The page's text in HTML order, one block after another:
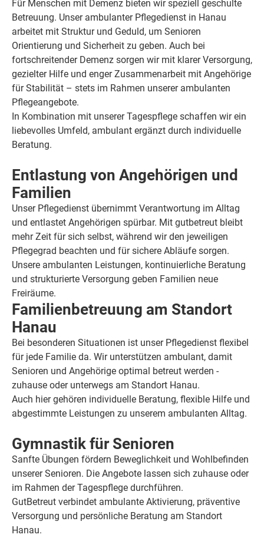
Für Menschen mit Demenz bieten wir speziell geschulte
Betreuung. Unser ambulanter Pflegedienst in Hanau
arbeitet mit Struktur und Geduld, um Senioren
Orientierung und Sicherheit zu geben. Auch bei
fortschreitender Demenz sorgen wir mit klarer Versorgung,
gezielter Hilfe und enger Zusammenarbeit mit Angehörige
für Stabilität – stets im Rahmen unserer ambulanten
Pflegeangebote.
In Kombination mit unserer Tagespflege schaffen wir ein
liebevolles Umfeld, ambulant ergänzt durch individuelle
Beratung.
Entlastung von Angehörigen und
Familien
Unser Pflegedienst übernimmt Verantwortung im Alltag
und entlastet Angehörigen spürbar. Mit gutbetreut bleibt
mehr Zeit für sich selbst, während wir den jeweiligen
Pflegegrad beachten und für sichere Abläufe sorgen.
Unsere ambulanten Leistungen, kontinuierliche Beratung
und strukturierte Versorgung geben Familien neue
Freiräume.
Familienbetreuung am Standort
Hanau
Bei besonderen Situationen ist unser Pflegedienst flexibel
für jede Familie da. Wir unterstützen ambulant, damit
Senioren und Angehörige optimal betreut werden -
zuhause oder unterwegs am Standort Hanau.
Auch hier gehören individuelle Beratung, flexible Hilfe und
abgestimmte Leistungen zu unserem ambulanten Alltag.
Gymnastik für Senioren
Sanfte Übungen fördern Beweglichkeit und Wohlbefinden
unserer Senioren. Die Angebote lassen sich zuhause oder
im Rahmen der Tagespflege durchführen.
GutBetreut verbindet ambulante Aktivierung, präventive
Versorgung und persönliche Beratung am Standort
Hanau.